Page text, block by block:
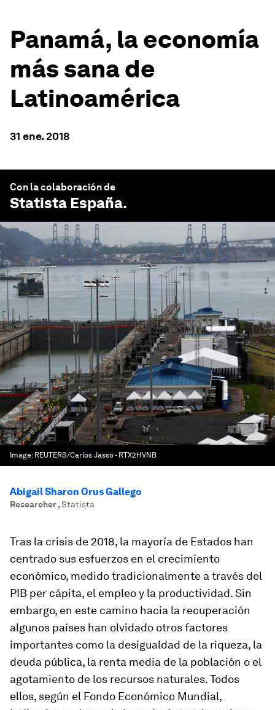
Panamá, la economía
más sana de
Latinoamérica
31 ene. 2018
Con la colaboración de
Statista España.
Image: REUTERS/Carlos Jasso - RTX2HVNB
Abigail Sharon Orus Gallego
Researcher,Statista
Tras la crisis de 2018, la mayoría de Estados han
centrado sus esfuerzos en el crecimiento
económico, medido tradicionalmente a través del
PIB per cápita, el empleo y la productividad. Sin
embargo, en este camino hacia la recuperación
algunos países han olvidado otros factores
importantes como la desigualdad de la riqueza, la
deuda pública, la renta media de la población o el
agotamiento de los recursos naturales. Todos
ellos, según el Fondo Económico Mundial,